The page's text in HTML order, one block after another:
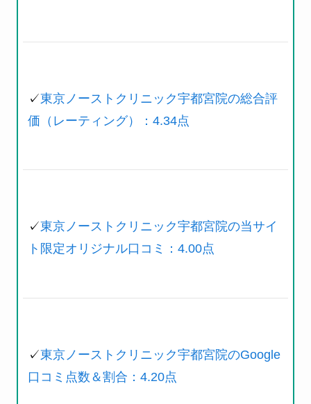
✓東京ノーストクリニック宇都宮院の総合評
価（レーティング）：4.34点
✓東京ノーストクリニック宇都宮院の当サイ
ト限定オリジナル口コミ：4.00点
✓東京ノーストクリニック宇都宮院のGoogle
口コミ点数＆割合：4.20点